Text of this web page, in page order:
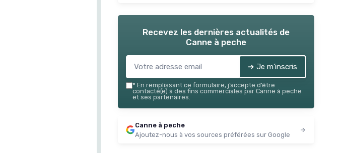
Recevez les dernières actualités de
Canne à peche
➔ Je m'inscris
* En remplissant ce formulaire, j’accepte d’être
contacté(e) à des fins commerciales par Canne à peche
et ses partenaires.
Canne à peche
Ajoutez-nous à vos sources préférées sur Google